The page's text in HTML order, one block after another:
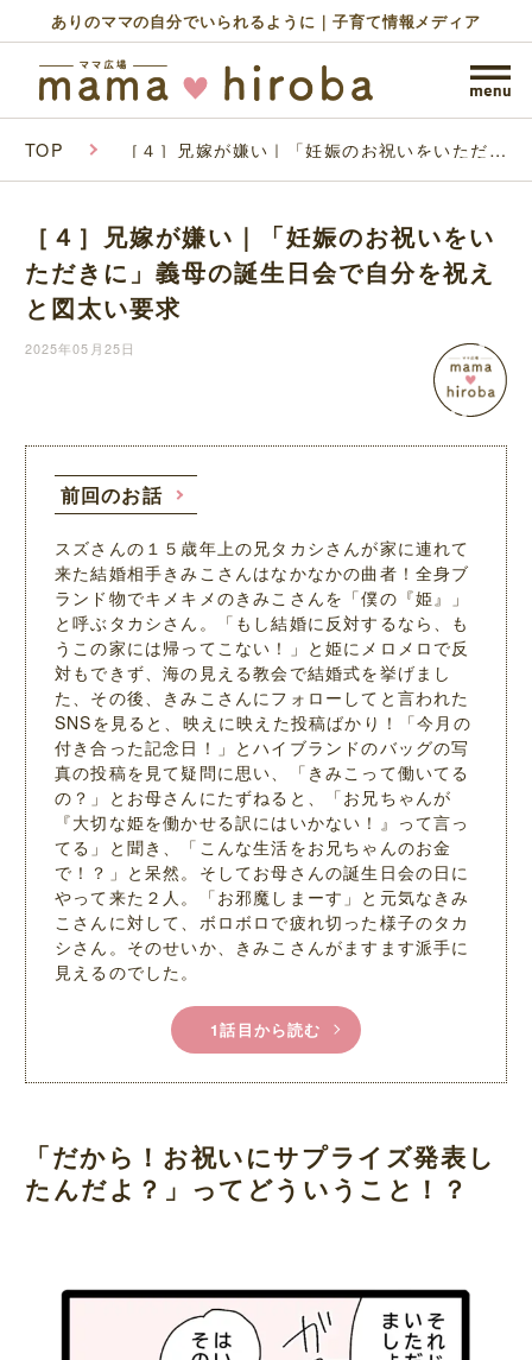
ありのママの自分でいられるように｜子育て情報メディア
TOP ［４］兄嫁が嫌い｜「妊娠のお祝いをいただき
［４］兄嫁が嫌い｜「妊娠のお祝いをい
ただきに」義母の誕生日会で自分を祝え
と図太い要求
2025年05月25日
前回のお話
スズさんの１５歳年上の兄タカシさんが家に連れて
来た結婚相手きみこさんはなかなかの曲者！全身ブ
ランド物でキメキメのきみこさんを「僕の『姫』」
と呼ぶタカシさん。「もし結婚に反対するなら、も
うこの家には帰ってこない！」と姫にメロメロで反
対もできず、海の見える教会で結婚式を挙げまし
た、その後、きみこさんにフォローしてと言われた
SNSを見ると、映えに映えた投稿ばかり！「今月の
付き合った記念日！」とハイブランドのバッグの写
真の投稿を見て疑問に思い、「きみこって働いてる
の？」とお母さんにたずねると、「お兄ちゃんが
『大切な姫を働かせる訳にはいかない！』って言っ
てる」と聞き、「こんな生活をお兄ちゃんのお金
で！？」と呆然。そしてお母さんの誕生日会の日に
やって来た２人。「お邪魔しまーす」と元気なきみ
こさんに対して、ボロボロで疲れ切った様子のタカ
シさん。そのせいか、きみこさんがますます派手に
見えるのでした。
1話目から読む
「だから！お祝いにサプライズ発表し
たんだよ？」ってどういうこと！？